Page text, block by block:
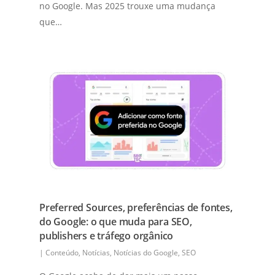
no Google. Mas 2025 trouxe uma mudança
que…
Preferred Sources, preferências de fontes,
do Google: o que muda para SEO,
publishers e tráfego orgânico
|Conteúdo, Notícias, Notícias do Google,SEO